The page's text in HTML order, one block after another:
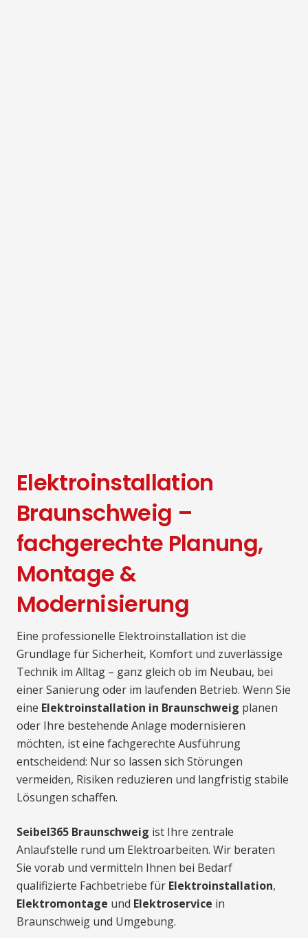
Elektroinstallation
Braunschweig –
fachgerechte Planung,
Montage &
Modernisierung
Eine professionelle Elektroinstallation ist die
Grundlage für Sicherheit, Komfort und zuverlässige
Technik im Alltag – ganz gleich ob im Neubau, bei
einer Sanierung oder im laufenden Betrieb. Wenn Sie
eine Elektroinstallation in Braunschweig planen
oder Ihre bestehende Anlage modernisieren
möchten, ist eine fachgerechte Ausführung
entscheidend: Nur so lassen sich Störungen
vermeiden, Risiken reduzieren und langfristig stabile
Lösungen schaffen.
Seibel365 Braunschweig ist Ihre zentrale
Anlaufstelle rund um Elektroarbeiten. Wir beraten
Sie vorab und vermitteln Ihnen bei Bedarf
qualifizierte Fachbetriebe für Elektroinstallation,
Elektromontage und Elektroservice in
Braunschweig und Umgebung.